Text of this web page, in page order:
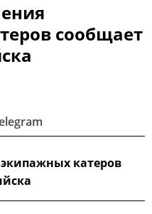
сообщает
катеров